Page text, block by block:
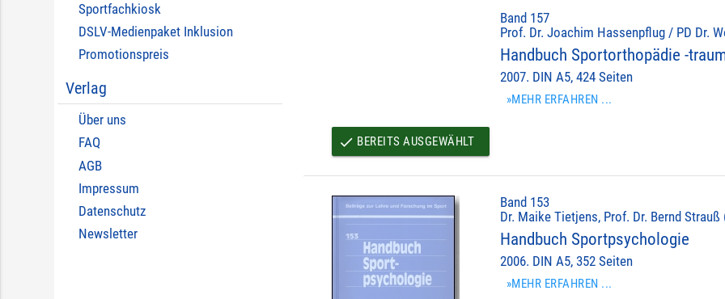
Sportfachkiosk
DSLV-Medienpaket Inklusion
Promotionspreis
Verlag
Über uns
FAQ
AGB
Impressum
Datenschutz
Newsletter
Band 157
Prof. Dr. Joachim Hassenpflug / PD Dr.
Handbuch Sportorthopädie -
2007. DIN A5, 424 Seiten
»MEHR ERFAHREN ...
done BEREITS AUSGEWÄHLT
Band 153
Dr. Maike Tietjens, Prof. Dr. Bernd Strauß
Handbuch Sportpsychologie
2006. DIN A5, 352 Seiten
»MEHR ERFAHREN ...